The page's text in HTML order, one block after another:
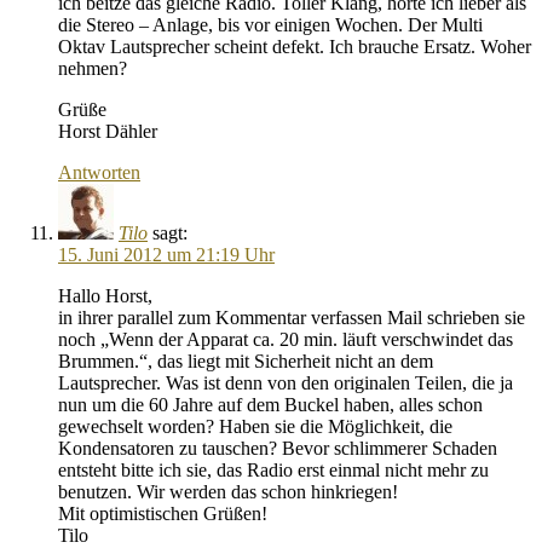
die Stereo – Anlage, bis vor einigen Wochen. Der Multi
Oktav Lautsprecher scheint defekt. Ich brauche Ersatz. Woher
nehmen?
Grüße
Horst Dähler
Antworten
Tilo sagt:
15. Juni 2012 um 21:19 Uhr
Hallo Horst,
in ihrer parallel zum Kommentar verfassen Mail schrieben sie
noch „Wenn der Apparat ca. 20 min. läuft verschwindet das
Brummen.“, das liegt mit Sicherheit nicht an dem
Lautsprecher. Was ist denn von den originalen Teilen, die ja
nun um die 60 Jahre auf dem Buckel haben, alles schon
gewechselt worden? Haben sie die Möglichkeit, die
Kondensatoren zu tauschen? Bevor schlimmerer Schaden
entsteht bitte ich sie, das Radio erst einmal nicht mehr zu
benutzen. Wir werden das schon hinkriegen!
Mit optimistischen Grüßen!
Tilo